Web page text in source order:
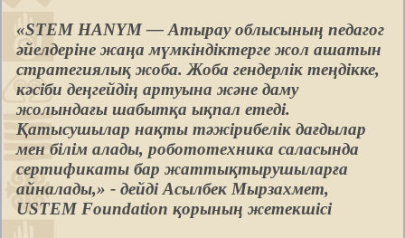
«STEM HANYM — Атырау облысының педагог
әйелдеріне жаңа мүмкіндіктерге жол ашатын
стратегиялық жоба. Жоба гендерлік теңдікке,
кәсіби деңгейдің артуына және даму
жолындағы шабытқа ықпал етеді.
Қатысушылар нақты тәжірибелік дағдылар
мен білім алады, робототехника саласында
сертификаты бар жаттықтырушыларға
айналады,» - дейді Асылбек Мырзахмет,
USTEM Foundation қорының жетекшісі